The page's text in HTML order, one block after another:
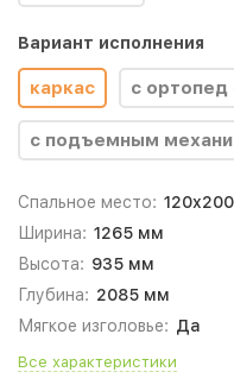
Вариант исполнения
каркас с ортопед
с подъемным
Спальное место:
Ширина: 1265 мм
Высота: 935 мм
Глубина: 2085 мм
Мягкое изголовье: Да
Все характеристики